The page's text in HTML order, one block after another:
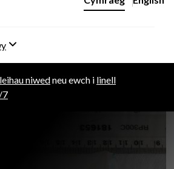
Newid iaith y wefan
leihau niwedneu ewch i linell
7